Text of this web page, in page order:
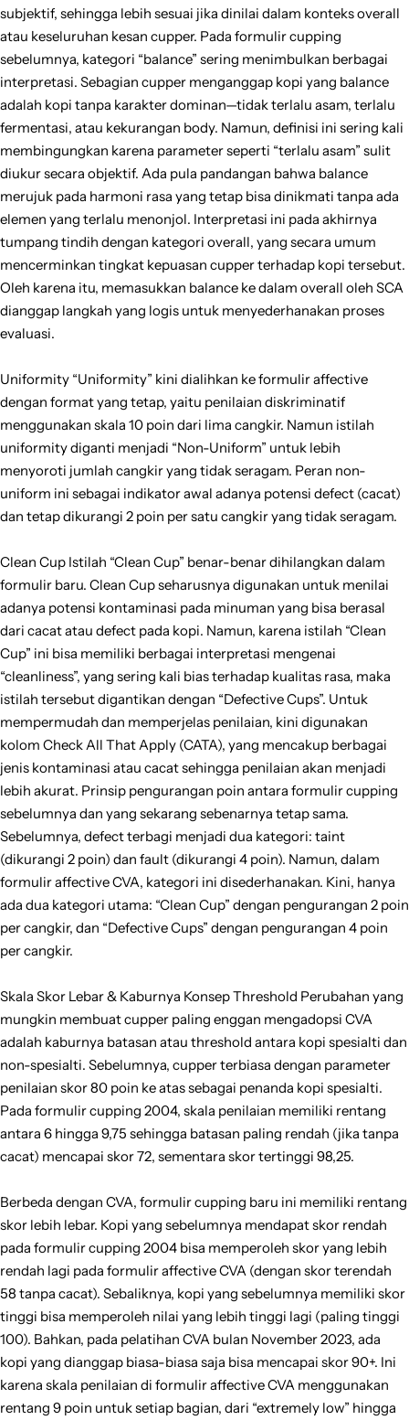
subjektif, sehingga lebih sesuai jika dinilai dalam konteks overall
atau keseluruhan kesan cupper. Pada formulir cupping
sebelumnya, kategori “balance” sering menimbulkan berbagai
interpretasi. Sebagian cupper menganggap kopi yang balance
adalah kopi tanpa karakter dominan—tidak terlalu asam, terlalu
fermentasi, atau kekurangan body. Namun, definisi ini sering kali
membingungkan karena parameter seperti “terlalu asam” sulit
diukur secara objektif. Ada pula pandangan bahwa balance
merujuk pada harmoni rasa yang tetap bisa dinikmati tanpa ada
elemen yang terlalu menonjol. Interpretasi ini pada akhirnya
tumpang tindih dengan kategori overall, yang secara umum
mencerminkan tingkat kepuasan cupper terhadap kopi tersebut.
Oleh karena itu, memasukkan balance ke dalam overall oleh SCA
dianggap langkah yang logis untuk menyederhanakan proses
evaluasi.
Uniformity “Uniformity” kini dialihkan ke formulir affective
dengan format yang tetap, yaitu penilaian diskriminatif
menggunakan skala 10 poin dari lima cangkir. Namun istilah
uniformity diganti menjadi “Non-Uniform” untuk lebih
menyoroti jumlah cangkir yang tidak seragam. Peran non-
uniform ini sebagai indikator awal adanya potensi defect (cacat)
dan tetap dikurangi 2 poin per satu cangkir yang tidak seragam.
Clean Cup Istilah “Clean Cup” benar-benar dihilangkan dalam
formulir baru. Clean Cup seharusnya digunakan untuk menilai
adanya potensi kontaminasi pada minuman yang bisa berasal
dari cacat atau defect pada kopi. Namun, karena istilah “Clean
Cup” ini bisa memiliki berbagai interpretasi mengenai
“cleanliness”, yang sering kali bias terhadap kualitas rasa, maka
istilah tersebut digantikan dengan “Defective Cups”. Untuk
mempermudah dan memperjelas penilaian, kini digunakan
kolom Check All That Apply (CATA), yang mencakup berbagai
jenis kontaminasi atau cacat sehingga penilaian akan menjadi
lebih akurat. Prinsip pengurangan poin antara formulir cupping
sebelumnya dan yang sekarang sebenarnya tetap sama.
Sebelumnya, defect terbagi menjadi dua kategori: taint
(dikurangi 2 poin) dan fault (dikurangi 4 poin). Namun, dalam
formulir affective CVA, kategori ini disederhanakan. Kini, hanya
ada dua kategori utama: “Clean Cup” dengan pengurangan 2 poin
per cangkir, dan “Defective Cups” dengan pengurangan 4 poin
per cangkir.
Skala Skor Lebar & Kaburnya Konsep Threshold Perubahan yang
mungkin membuat cupper paling enggan mengadopsi CVA
adalah kaburnya batasan atau threshold antara kopi spesialti dan
non-spesialti. Sebelumnya, cupper terbiasa dengan parameter
penilaian skor 80 poin ke atas sebagai penanda kopi spesialti.
Pada formulir cupping 2004, skala penilaian memiliki rentang
antara 6 hingga 9,75 sehingga batasan paling rendah (jika tanpa
cacat) mencapai skor 72, sementara skor tertinggi 98,25.
Berbeda dengan CVA, formulir cupping baru ini memiliki rentang
skor lebih lebar. Kopi yang sebelumnya mendapat skor rendah
pada formulir cupping 2004 bisa memperoleh skor yang lebih
rendah lagi pada formulir affective CVA (dengan skor terendah
58 tanpa cacat). Sebaliknya, kopi yang sebelumnya memiliki skor
tinggi bisa memperoleh nilai yang lebih tinggi lagi (paling tinggi
100). Bahkan, pada pelatihan CVA bulan November 2023, ada
kopi yang dianggap biasa-biasa saja bisa mencapai skor 90+. Ini
karena skala penilaian di formulir affective CVA menggunakan
rentang 9 poin untuk setiap bagian, dari “extremely low” hingga